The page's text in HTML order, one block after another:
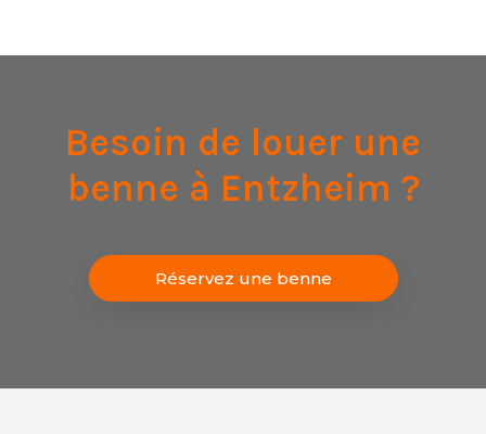
Besoin de louer une
benne à Entzheim ?
Réservez une benne